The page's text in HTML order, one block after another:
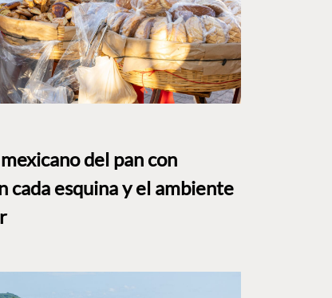
del pan con
cada esquina y el ambiente